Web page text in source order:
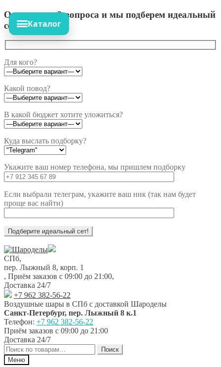
Ответьте на 3 вопроса и мы подберем идеальный
сет!
Для кого?
Какой повод?
В какой бюджет хотите уложиться?
Куда выслать подборку?
Укажите ваш номер телефона, мы пришлем подборку
Если выбрали телеграм, укажите ваш ник (так нам будет
проще вас найти)
Перейти
к
навигации
Перейти
к
содержимому
СПб,
пер. Лыжный 8, корп. 1
, Приём заказов с 09:00 до 21:00,
Доставка 24/7
+7 962 382-56-22
Воздушные шары в СПб с доставкой Шароделы
Санкт-Петербург, пер. Лыжный 8 к.1
Телефон: +7 962 382-56-22
Приём заказов с 09:00 до 21:00
Доставка 24/7
Искать:
Поиск
Меню
Каталог